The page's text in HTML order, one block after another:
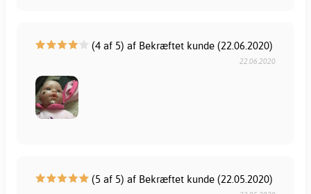
(4 af 5) af Bekræftet kunde (22.06.2020)
22.06.2020
(5 af 5) af Bekræftet kunde (22.05.2020)